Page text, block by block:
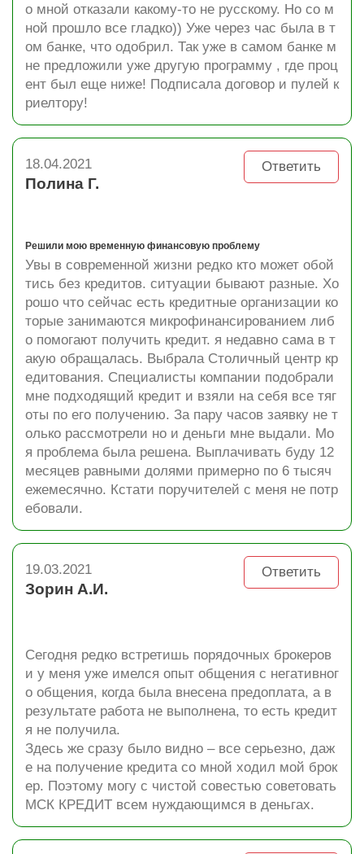
о мной отказали какому-то не русскому. Но со м
ной прошло все гладко)) Уже через час была в т
ом банке, что одобрил. Так уже в самом банке м
не предложили уже другую программу , где проц
ент был еще ниже! Подписала договор и пулей к
риелтору!
Ответить
18.04.2021
Полина Г.
Решили мою временную финансовую проблему
Увы в современной жизни редко кто может обой
тись без кредитов. ситуации бывают разные. Хо
рошо что сейчас есть кредитные организации ко
торые занимаются микрофинансированием либ
о помогают получить кредит. я недавно сама в т
акую обращалась. Выбрала Столичный центр кр
едитования. Специалисты компании подобрали
мне подходящий кредит и взяли на себя все тяг
оты по его получению. За пару часов заявку не т
олько рассмотрели но и деньги мне выдали. Мо
я проблема была решена. Выплачивать буду 12
месяцев равными долями примерно по 6 тысяч
ежемесячно. Кстати поручителей с меня не потр
ебовали.
Ответить
19.03.2021
Зорин А.И.
Сегодня редко встретишь порядочных брокеров
и у меня уже имелся опыт общения с негативног
о общения, когда была внесена предоплата, а в
результате работа не выполнена, то есть кредит
я не получила.
Здесь же сразу было видно – все серьезно, даж
е на получение кредита со мной ходил мой брок
ер. Поэтому могу с чистой совестью советовать
МСК КРЕДИТ всем нуждающимся в деньгах.